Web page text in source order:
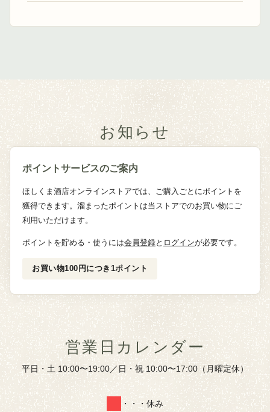
お知らせ
ポイントサービスのご案内
ほしくま酒店オンラインストアでは、ご購入ごとにポイントを
獲得できます。溜まったポイントは当ストアでのお買い物にご
利用いただけます。
ポイントを貯める・使うには会員登録と ログインが必要です。
お買い物100円につき1ポイント
営業日カレンダー
平日・土 10:00〜19:00／日・祝 10:00〜17:00（月曜定休）
・・・休み